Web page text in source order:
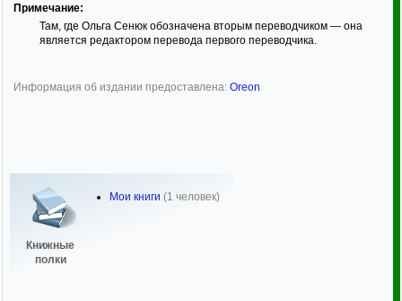
Примечание:
Там, где Ольга Сенюк обозначена вторым переводчиком — она
является редактором перевода первого переводчика.
Информация об издании предоставлена: Oreon
Книжные
полки
Мои книги (1 человек)